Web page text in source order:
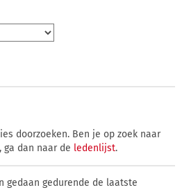
doorzoeken. Ben je op zoek naar
dan naar de ledenlijst.
gedaan gedurende de laatste